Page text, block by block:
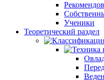
Ученики
Теоретический раздел